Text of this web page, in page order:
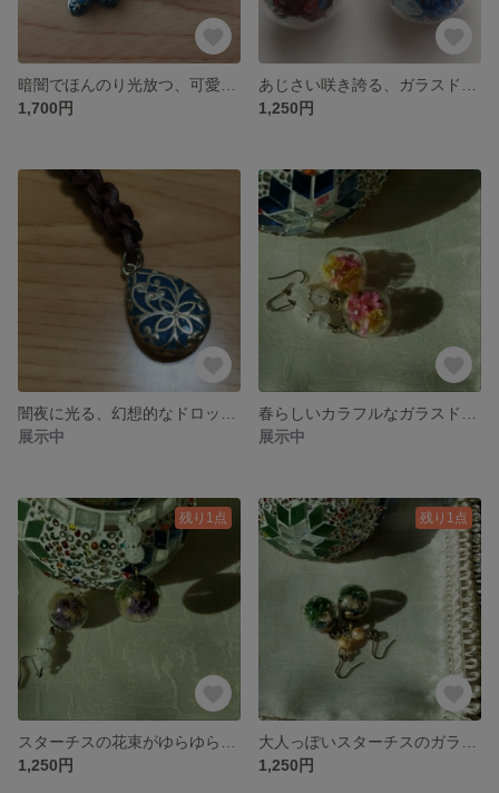
1,700円
1,250円
展示中
展示中
残り1点
1,250円
残り1点
1,250円